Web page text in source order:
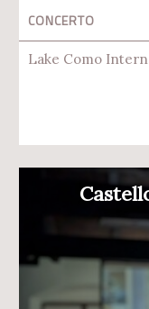
CONCERTO
Lake Como